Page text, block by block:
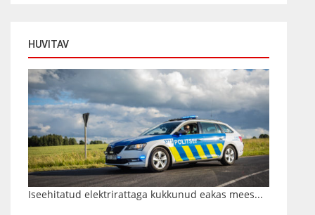
HUVITAV
Iseehitatud elektrirattaga kukkunud eakas mees...